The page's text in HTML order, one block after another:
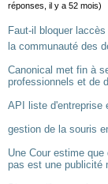
réponses, il y a 52 mois)
Faut-il bloquer
la communauté des
Canonical met fin à
professionnels et de
API liste d'entreprise
gestion de la souris
Une Cour estime
pas est une publicité